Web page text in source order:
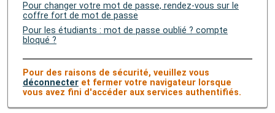
Pour changer votre mot de passe, rendez-vous sur le
coffre fort de mot de passe
Pour les étudiants : mot de passe oublié ? compte
bloqué ?
Pour des raisons de sécurité, veuillez vous
déconnecter et fermer votre navigateur lorsque
vous avez fini d'accéder aux services authentifiés.